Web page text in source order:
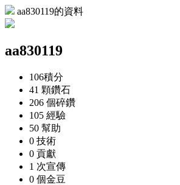
aa830119的資料
aa830119
106積分
41 顆鑽石
206 個碎鑽
105 經驗
50 幫助
0 技術
0 貢獻
1 次宣傳
0 個金豆